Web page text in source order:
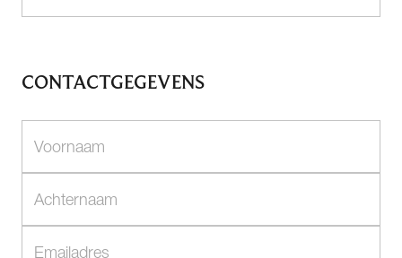
CONTACTGEGEVENS